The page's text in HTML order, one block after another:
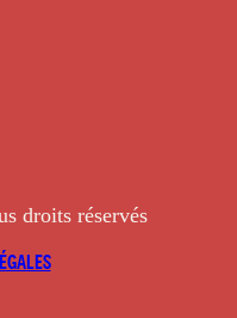
droits réservés